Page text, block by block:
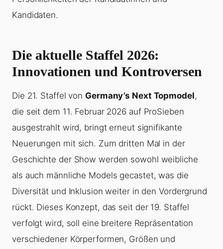
Kandidaten.
Die aktuelle Staffel 2026:
Innovationen und Kontroversen
Die 21. Staffel von Germany’s Next Topmodel,
die seit dem 11. Februar 2026 auf ProSieben
ausgestrahlt wird, bringt erneut signifikante
Neuerungen mit sich. Zum dritten Mal in der
Geschichte der Show werden sowohl weibliche
als auch männliche Models gecastet, was die
Diversität und Inklusion weiter in den Vordergrund
rückt. Dieses Konzept, das seit der 19. Staffel
verfolgt wird, soll eine breitere Repräsentation
verschiedener Körperformen, Größen und